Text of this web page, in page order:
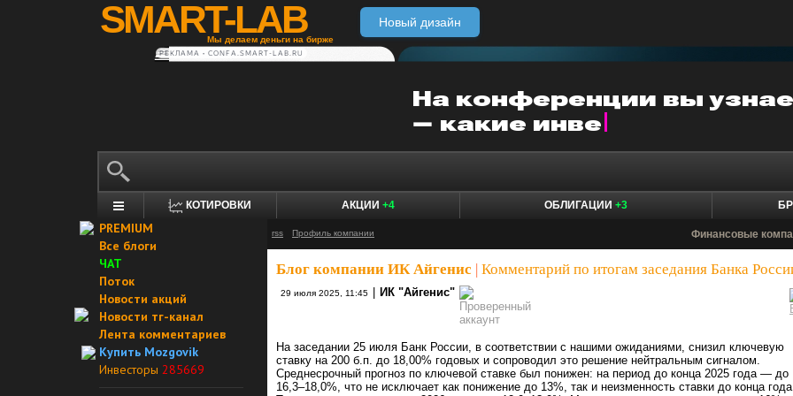
SMART-LAB
Мы делаем деньги на бирже
Новый дизайн
РЕКЛАМА • CONFA.SMART-LAB.RU
КОТИРОВКИ АКЦИИ +4 ОБЛИГАЦИИ +3
PREMIUM
Все блоги
ЧАТ
Поток
Новости акций
Новости тг-канал
Лента комментариев
Купить Mozgovik
Инвесторы 285669
rss Профиль компании Финансовые
Блог компании ИК Айгенис Комментарий по итогам заседания Банка
29 июля 2025, 11:45 ИК "Айгенис"
На заседании 25 июля Банк России, в соответствии с нашими ожиданиями, снизил ключевую
ставку на 200 б.п. до 18,00% годовых и сопроводил это решение нейтральным сигналом.
Среднесрочный прогноз по ключевой ставке был понижен: на период до конца 2025 года — до
16,3–18,0%, что не исключает как понижение до 13%, так и неизменность ставки до конца